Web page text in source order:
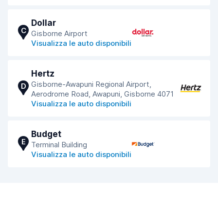
C
Dollar
Gisborne Airport
Visualizza le auto disponibili
D
Hertz
Gisborne-Awapuni Regional Airport,
Aerodrome Road, Awapuni, Gisborne 4071
Visualizza le auto disponibili
E
Budget
Terminal Building
Visualizza le auto disponibili